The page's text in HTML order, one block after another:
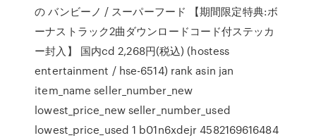
の バンビーノ / スーパーフード 【期間限定特典:ボ
ーナストラック2曲ダウンロードコード付ステッカ
ー封入】 国内cd 2,268円(税込) (hostess
entertainment / hse-6514) rank asin jan
item_name seller_number_new
lowest_price_new seller_number_used
lowest_price_used 1 b01n6xdejr 4582169616484